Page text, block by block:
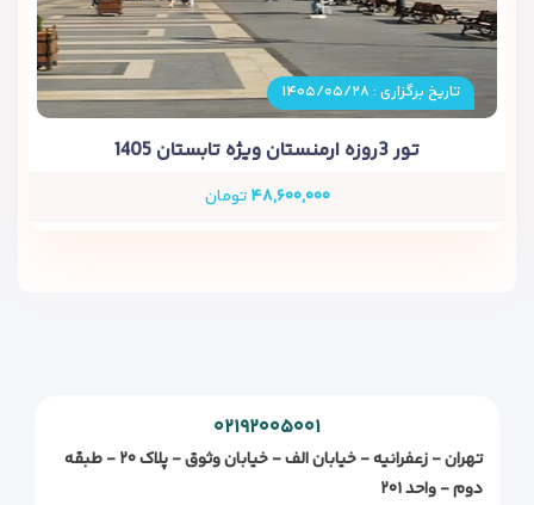
تاریخ برگزاری : ۱۴۰۵/۰۵/۲۸
تور 3روزه ارمنستان ویژه تابستان 1405
۴۸,۶۰۰,۰۰۰تومان
۰۲۱۹۲۰۰۵۰۰۱
تهران - زعفرانیه - خیابان الف - خیابان وثوق - پلاک ۲۰ - طبقه
دوم - واحد ۲۰۱